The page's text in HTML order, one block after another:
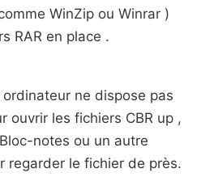
WinZip ou Winrar )
RAR en place .
ne dispose pas
ouvrir les fichiers CBR up ,
notes ou un autre
regarder le fichier de près.